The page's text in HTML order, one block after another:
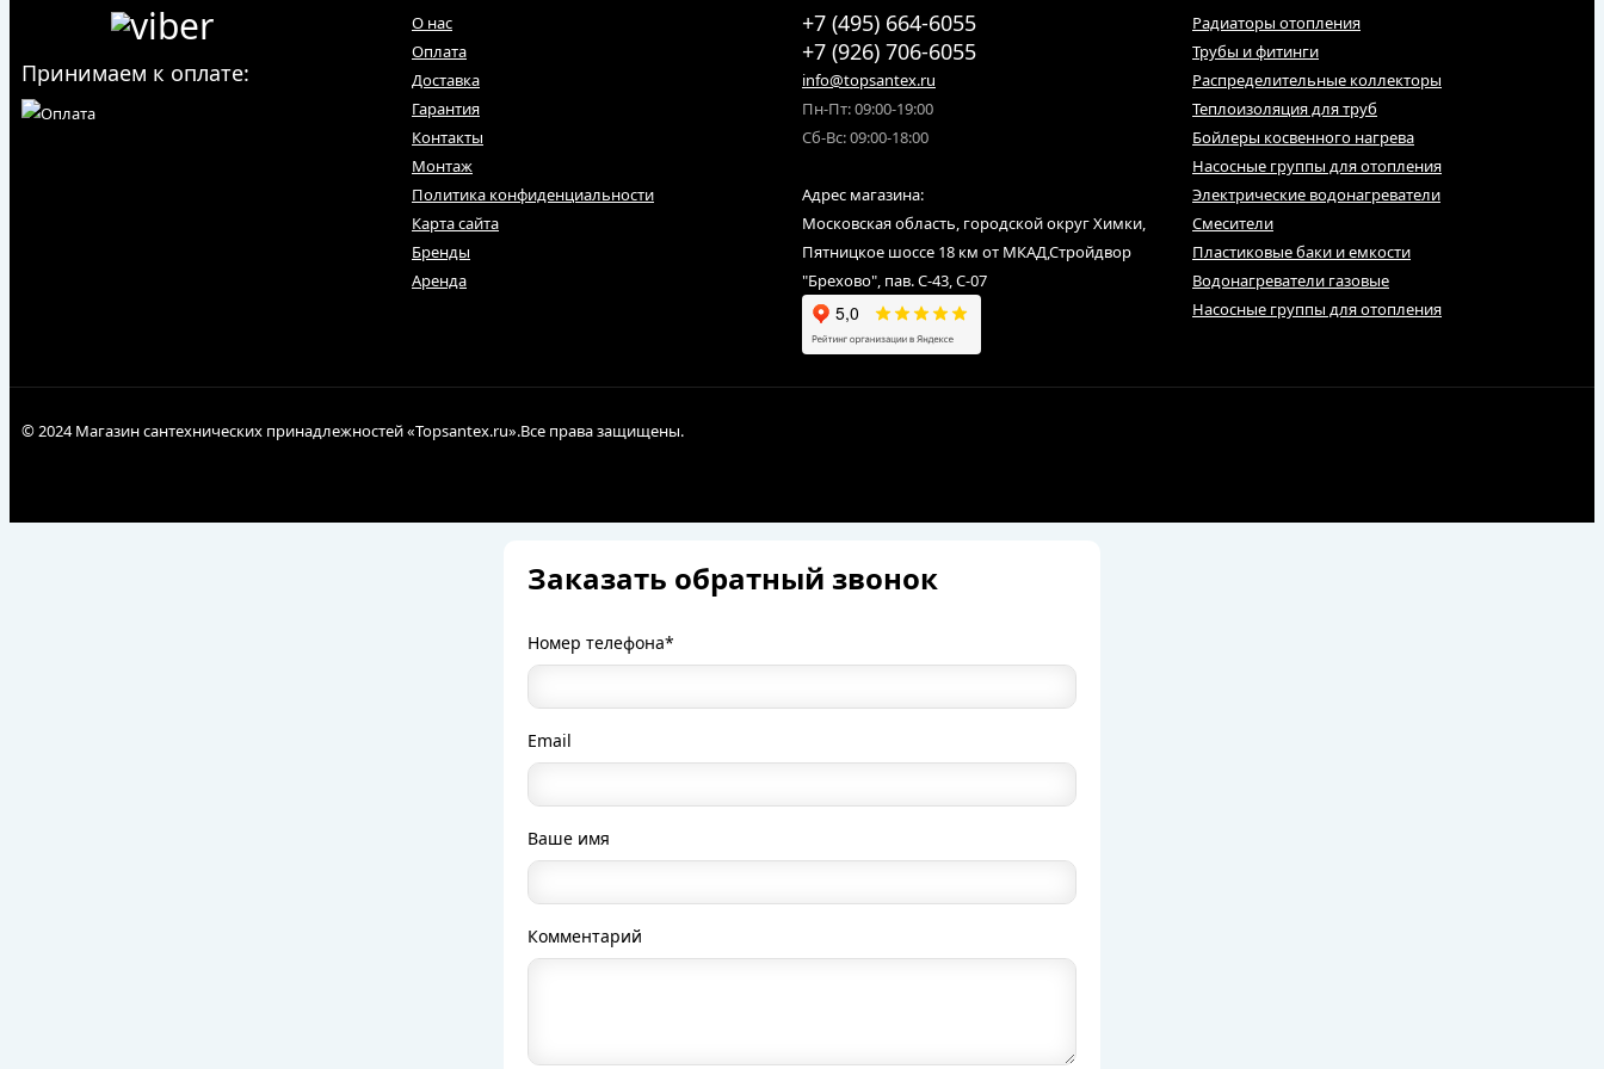
Принимаем к оплате:
О нас
Оплата
Доставка
Гарантия
Контакты
Монтаж
Политика конфиденциальности
Карта сайта
Бренды
Аренда
+7 (495) 664-6055
+7 (926) 706-6055
info@topsantex.ru
Пн-Пт: 09:00-19:00
Сб-Вс: 09:00-18:00
Адрес магазина:
Московская область, городской округ Химки,
Пятницкое шоссе 18 км от МКАД,Стройдвор
"Брехово", пав. С-43, С-07
Радиаторы отопления
Трубы и фитинги
Распределительные коллекторы
Теплоизоляция для труб
Бойлеры косвенного нагрева
Насосные группы для отопления
Электрические водонагреватели
Смесители
Пластиковые баки и емкости
Водонагреватели газовые
Насосные группы для отопления
© 2024 Магазин сантехнических принадлежностей «Topsantex.ru».Все права защищены.
Заказать обратный звонок
Номер телефона*
Email
Ваше имя
Комментарий